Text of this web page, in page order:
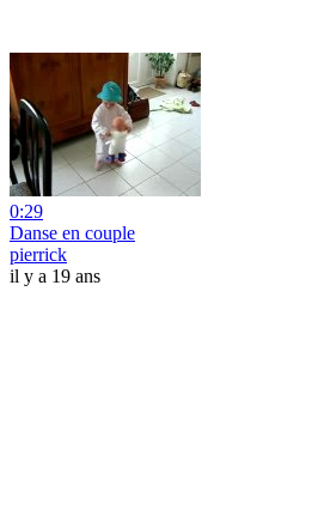
0:29
Danse en couple
pierrick
il y a 19 ans